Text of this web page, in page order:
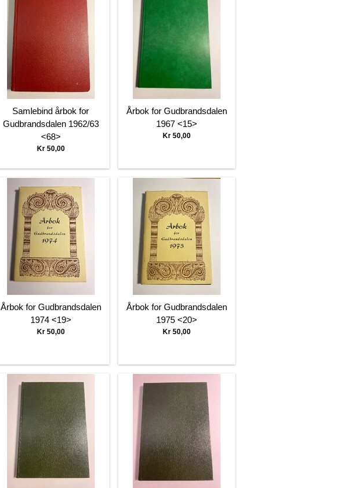
Samlebind årbok for
Gudbrandsdalen 1962/63
<68>
Kr 50,00
Årbok for Gudbrandsdalen
1967 <15>
Kr 50,00
Årbok for Gudbrandsdalen
1974 <19>
Kr 50,00
Årbok for Gudbrandsdalen
1975 <20>
Kr 50,00